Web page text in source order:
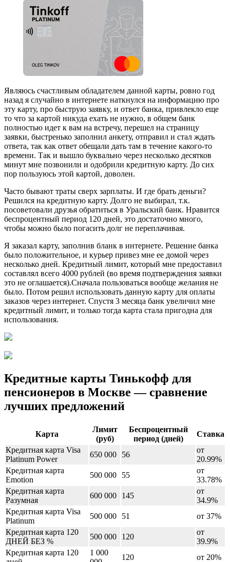
Являюсь счастливым обладателем данной карты, ровно год
назад я случайно в интернете наткнулся на информацию про
эту карту, про быструю заявку, и ответ банка, привлекло еще
то что за картой никуда ехать не нужно, в общем банк
полностью идет к вам на встречу, перешел на страницу
заявки, быстренько заполнил анкету, отправил и стал ждать
ответа, так как ответ обещали дать там в течение какого-то
времени. Так и вышло буквально через несколько десятков
минут мне позвонили и одобрили кредитную карту. До сих
пор пользуюсь этой картой, доволен.
Часто бывают траты сверх зарплаты. И где брать деньги?
Решился на кредитную карту. Долго не выбирал, т.к.
посоветовали друзья обратиться в Уральский банк. Нравится
беспроцентный период 120 дней, это достаточно много,
чтобы можно было погасить долг не переплачивая.
Я заказал карту, заполнив бланк в интернете. Решение банка
было положительное, и курьер привез мне ее домой через
несколько дней. Кредитный лимит, который мне предоставил
составлял всего 4000 рублей (во время подтверждения заявки
это не оглашается).Сначала пользоваться вообще желания не
было. Потом решил использовать данную карту для оплаты
заказов через интернет. Спустя 3 месяца банк увеличил мне
кредитный лимит, и только тогда карта стала пригодна для
использования.
Кредитные карты Тинькофф для
пенсионеров в Москве — сравнение
лучших предложений
Карта
Лимит
(руб)
Беспроцентный
период (дней)
Ставка
Кредитная карта Visa
Platinum Power
650 000 56
от
20.99%
Кредитная карта
Emotion
500 000 55
от
33.78%
Кредитная карта
Разумная
600 000 145
от
34.9%
Кредитная карта Visa
Platinum
500 000 51
от 37%
Кредитная карта 120
ДНЕЙ БЕЗ %
500 000 120
от
39.9%
Кредитная карта 120
1 000
120
от 20%